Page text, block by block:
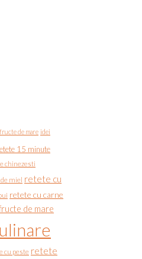
fructe de mare idei
15 minute
chinezesti
miel retete cu
retete cu carne
de mare
cu peste retete